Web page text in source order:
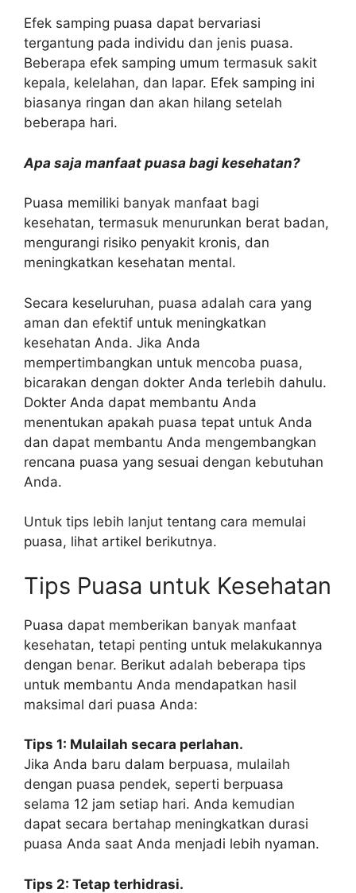
Efek samping puasa dapat bervariasi
tergantung pada individu dan jenis puasa.
Beberapa efek samping umum termasuk sakit
kepala, kelelahan, dan lapar. Efek samping ini
biasanya ringan dan akan hilang setelah
beberapa hari.
Apa saja manfaat puasa bagi kesehatan?
Puasa memiliki banyak manfaat bagi
kesehatan, termasuk menurunkan berat badan,
mengurangi risiko penyakit kronis, dan
meningkatkan kesehatan mental.
Secara keseluruhan, puasa adalah cara yang
aman dan efektif untuk meningkatkan
kesehatan Anda. Jika Anda
mempertimbangkan untuk mencoba puasa,
bicarakan dengan dokter Anda terlebih dahulu.
Dokter Anda dapat membantu Anda
menentukan apakah puasa tepat untuk Anda
dan dapat membantu Anda mengembangkan
rencana puasa yang sesuai dengan kebutuhan
Anda.
Untuk tips lebih lanjut tentang cara memulai
puasa, lihat artikel berikutnya.
Tips Puasa untuk Kesehatan
Puasa dapat memberikan banyak manfaat
kesehatan, tetapi penting untuk melakukannya
dengan benar. Berikut adalah beberapa tips
untuk membantu Anda mendapatkan hasil
maksimal dari puasa Anda:
Tips 1: Mulailah secara perlahan.
Jika Anda baru dalam berpuasa, mulailah
dengan puasa pendek, seperti berpuasa
selama 12 jam setiap hari. Anda kemudian
dapat secara bertahap meningkatkan durasi
puasa Anda saat Anda menjadi lebih nyaman.
Tips 2: Tetap terhidrasi.